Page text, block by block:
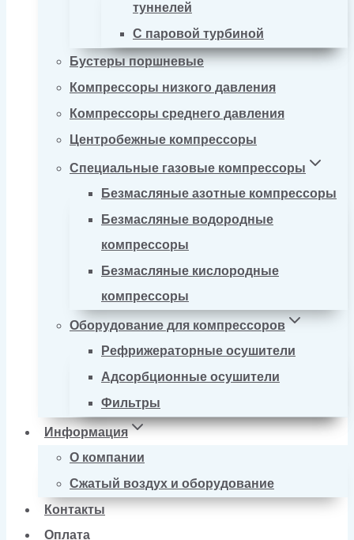
туннелей
С паровой турбиной
Бустеры поршневые
Компрессоры низкого давления
Компрессоры среднего давления
Центробежные компрессоры
Специальные газовые компрессоры
Безмасляные азотные компрессоры
Безмасляные водородные
компрессоры
Безмасляные кислородные
компрессоры
Оборудование для компрессоров
Рефрижераторные осушители
Адсорбционные осушители
Фильтры
Информация
О компании
Сжатый воздух и оборудование
Контакты
Оплата